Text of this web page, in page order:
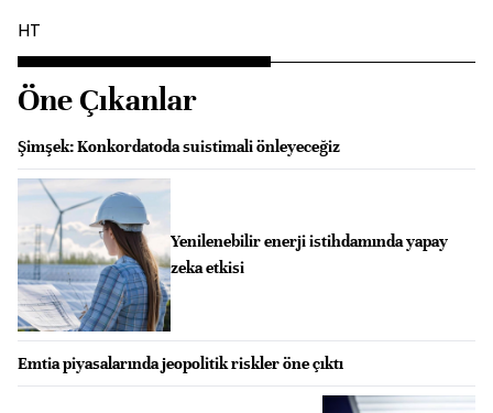
HT
Öne Çıkanlar
Şimşek: Konkordatoda suistimali önleyeceğiz
Yenilenebilir enerji istihdamında yapay
zeka etkisi
Emtia piyasalarında jeopolitik riskler öne çıktı